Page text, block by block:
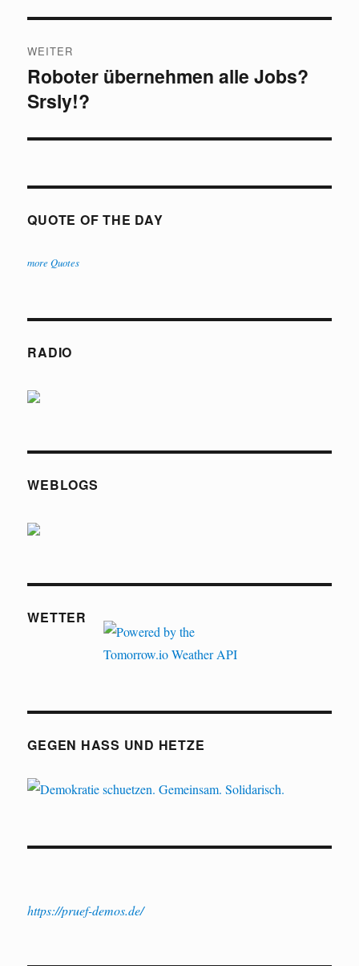
WEITER
Nächster
Beitrag:
Roboter übernehmen alle Jobs?
Srsly!?
QUOTE OF THE DAY
more Quotes
RADIO
WEBLOGS
WETTER
GEGEN HASS UND HETZE
https://pruef-demos.de/